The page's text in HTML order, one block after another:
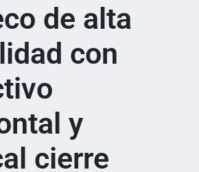
de alta
con
y
cierre